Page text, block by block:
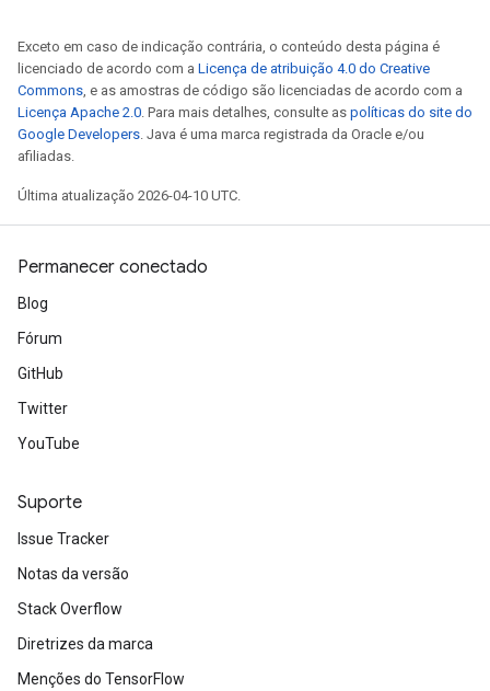
Exceto em caso de indicação contrária, o conteúdo desta página é
licenciado de acordo com a Licença de atribuição 4.0 do Creative
Commons, e as amostras de código são licenciadas de acordo com a
Licença Apache 2.0. Para mais detalhes, consulte as políticas do site do
Google Developers. Java é uma marca registrada da Oracle e/ou
afiliadas.
Última atualização 2026-04-10 UTC.
Permanecer conectado
Blog
Fórum
GitHub
Twitter
YouTube
Suporte
Issue Tracker
Notas da versão
Stack Overflow
Diretrizes da marca
Menções do TensorFlow